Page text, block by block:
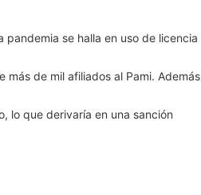
se halla en uso de licencia
de mil afiliados al Pami. Además
lo que derivaría en una sanción